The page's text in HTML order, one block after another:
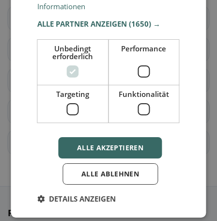
Chêne-Bourg Choulex
Collonge-Bellerive
Confignon
Ristoranti selezionati
Informationen
ALLE PARTNER ANZEIGEN(1650) →
Unbedingt
erforderlich
Performance
Targeting Funktionalität
ALLE AKZEPTIEREN
ALLE ABLEHNEN
DETAILS ANZEIGEN